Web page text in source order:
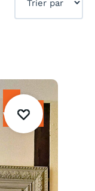
vendre